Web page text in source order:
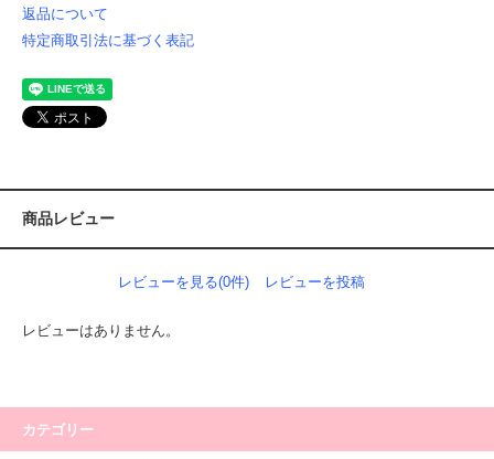
返品について
特定商取引法に基づく表記
商品レビュー
レビューを見る(0件) レビューを投稿
レビューはありません。
カテゴリー